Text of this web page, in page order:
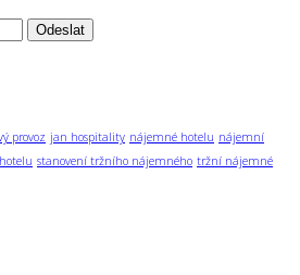
provoz jan hospitality nájemné hotelu nájemní
stanovení tržního nájemného tržní nájemné